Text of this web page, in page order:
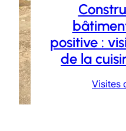
positive :
de la
Visites